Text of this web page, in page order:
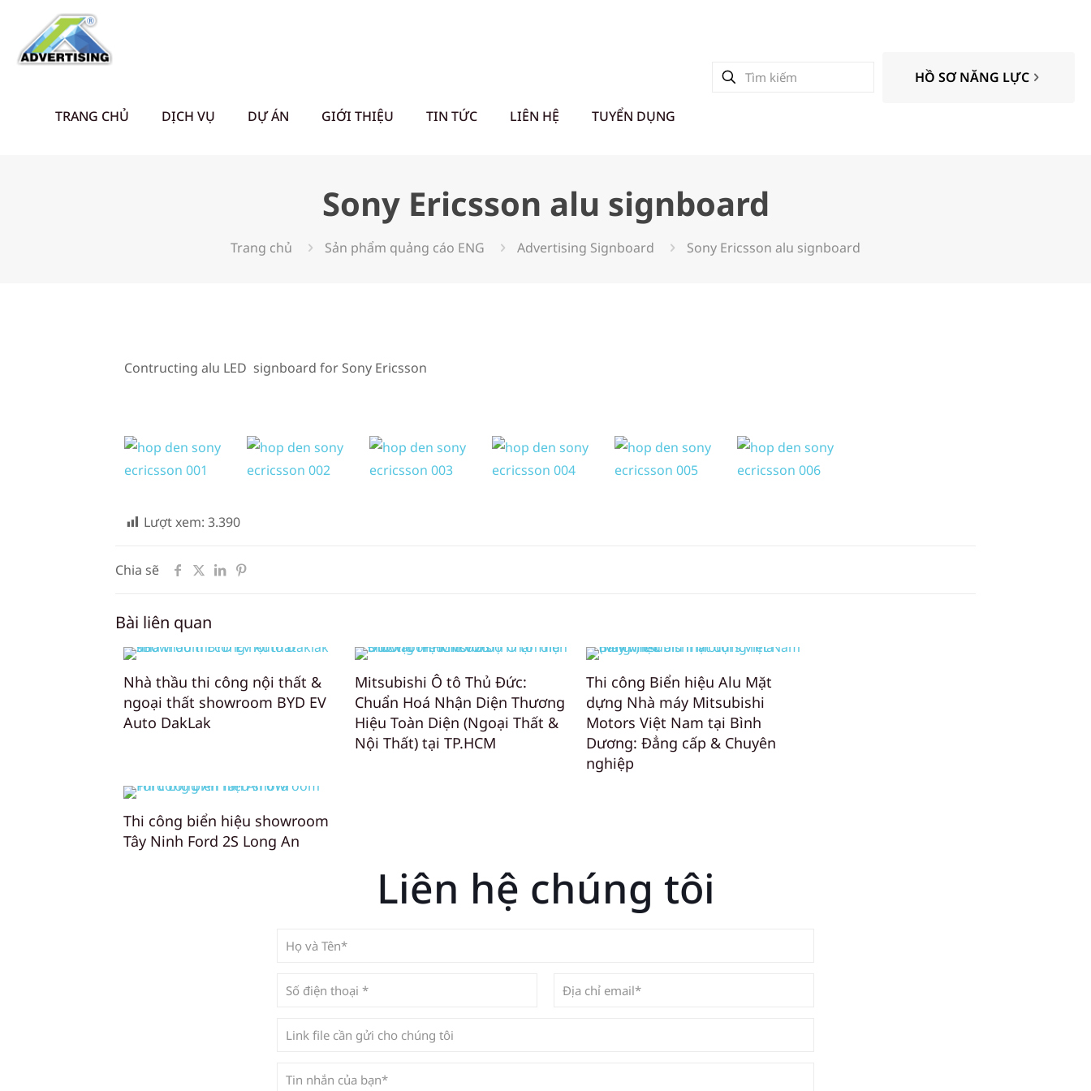
TRANG CHỦ DỊCH VỤ DỰ ÁN GIỚI THIỆU TIN TỨC LIÊN HỆ TUYỂN DỤNG
HỒ SƠ NĂNG LỰC
Sony Ericsson alu signboard
Trang chủ Sản phẩm quảng cáo ENG Advertising Signboard Sony Ericsson alu signboard
Contructing alu LED signboard for Sony Ericsson
Lượt xem: 3.390
Chia sẽ
Bài liên quan
Nhà thầu thi công nội thất &
ngoại thất showroom BYD EV
Auto DakLak
Mitsubishi Ô tô Thủ Đức:
Chuẩn Hoá Nhận Diện Thương
Hiệu Toàn Diện (Ngoại Thất &
Nội Thất) tại TP.HCM
Thi công Biển hiệu Alu Mặt
dựng Nhà máy Mitsubishi
Motors Việt Nam tại Bình
Dương: Đẳng cấp & Chuyên
nghiệp
Thi công biển hiệu showroom
Tây Ninh Ford 2S Long An
Liên hệ chúng tôi